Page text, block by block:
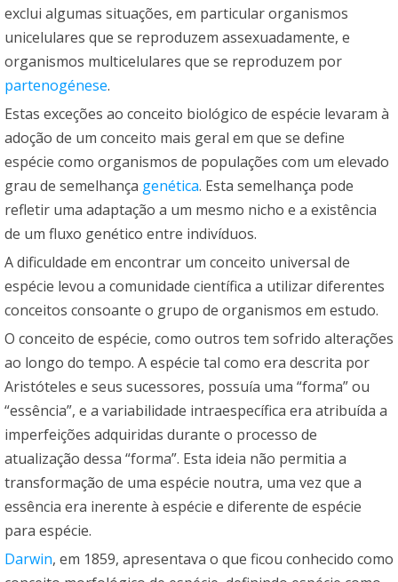
exclui algumas situações, em particular organismos
unicelulares que se reproduzem assexuadamente, e
organismos multicelulares que se reproduzem por
partenogénese.
Estas exceções ao conceito biológico de espécie levaram à
adoção de um conceito mais geral em que se define
espécie como organismos de populações com um elevado
grau de semelhança genética. Esta semelhança pode
refletir uma adaptação a um mesmo nicho e a existência
de um fluxo genético entre indivíduos.
A dificuldade em encontrar um conceito universal de
espécie levou a comunidade científica a utilizar diferentes
conceitos consoante o grupo de organismos em estudo.
O conceito de espécie, como outros tem sofrido alterações
ao longo do tempo. A espécie tal como era descrita por
Aristóteles e seus sucessores, possuía uma “forma” ou
“essência”, e a variabilidade intraespecífica era atribuída a
imperfeições adquiridas durante o processo de
atualização dessa “forma”. Esta ideia não permitia a
transformação de uma espécie noutra, uma vez que a
essência era inerente à espécie e diferente de espécie
para espécie.
Darwin, em 1859, apresentava o que ficou conhecido como